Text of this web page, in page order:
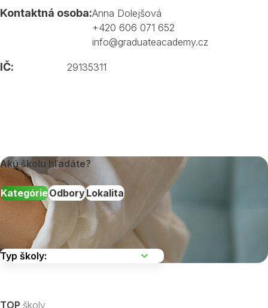
Kontaktná osoba:Anna Dolejšová
+420 606 071 652
info@graduateacademy.cz
IČ: 29135311
Akú školu hľadáte?
KategórieOdboryLokalita
TOP školy